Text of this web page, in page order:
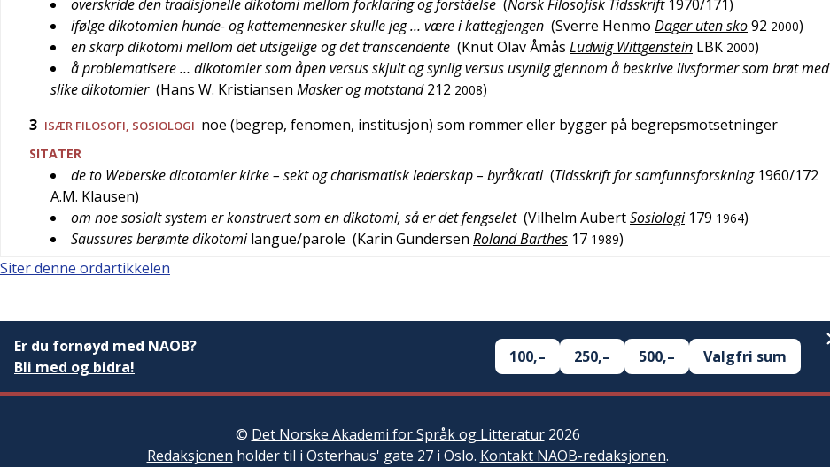
overskride den tradisjonelle dikotomi mellom forklaring og forståelse (Norsk Filosofisk Tidsskrift 1970/171)
ifølge dikotomien hunde- og kattemennesker skulle jeg … være i kattegjengen (Sverre Henmo Dager uten sko92 2000)
en skarp dikotomi mellom det utsigelige og det transcendente (Knut Olav Åmås Ludwig Wittgenstein LBK 2000)
å problematisere … dikotomier som åpen versus skjult og synlig versus usynlig gjennom å beskrive livsformer som brøt med
slike dikotomier (Hans W. Kristiansen Masker og motstand 212 2008)
3 ISÆR FILOSOFI SOSIOLOGI noe (begrep, fenomen, institusjon) som rommer eller bygger på begrepsmotsetninger
SITATER
de to Weberske dicotomier kirke – sekt og charismatisk lederskap – byråkrati (Tidsskrift for samfunnsforskning 1960/172
A.M. Klausen)
om noe sosialt system er konstruert som en dikotomi, så er det fengselet (Vilhelm AubertSosiologi 179 1964)
Saussures berømte dikotomilangue/parole (Karin Gundersen Roland Barthes 17 1989)
Siter denne ordartikkelen
Er du fornøyd med NAOB?
Bli med og bidra!
100,– 250,– 500,– Valgfri sum
© Det Norske Akademi for Språk og Litteratur2026
Redaksjonen holder til i Osterhaus' gate 27 i Oslo. Kontakt NAOB-redaksjonen.